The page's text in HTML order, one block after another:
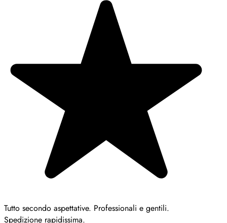
Tutto secondo aspettative. Professionali e gentili.
Spedizione rapidissima.